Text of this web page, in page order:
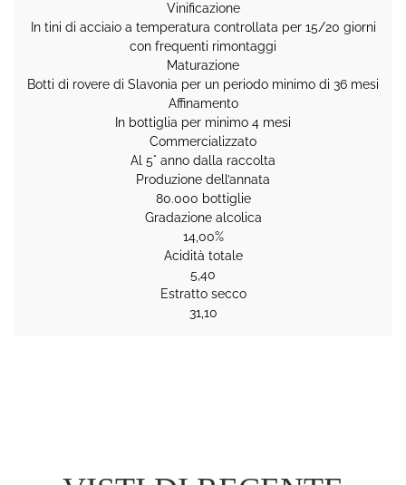
Vinificazione
In tini di acciaio a temperatura controllata per 15/20 giorni
con frequenti rimontaggi
Maturazione
Botti di rovere di Slavonia per un periodo minimo di 36 mesi
Affinamento
In bottiglia per minimo 4 mesi
Commercializzato
Al 5° anno dalla raccolta
Produzione dell’annata
80.000 bottiglie
Gradazione alcolica
14,00%
Acidità totale
5,40
Estratto secco
31,10